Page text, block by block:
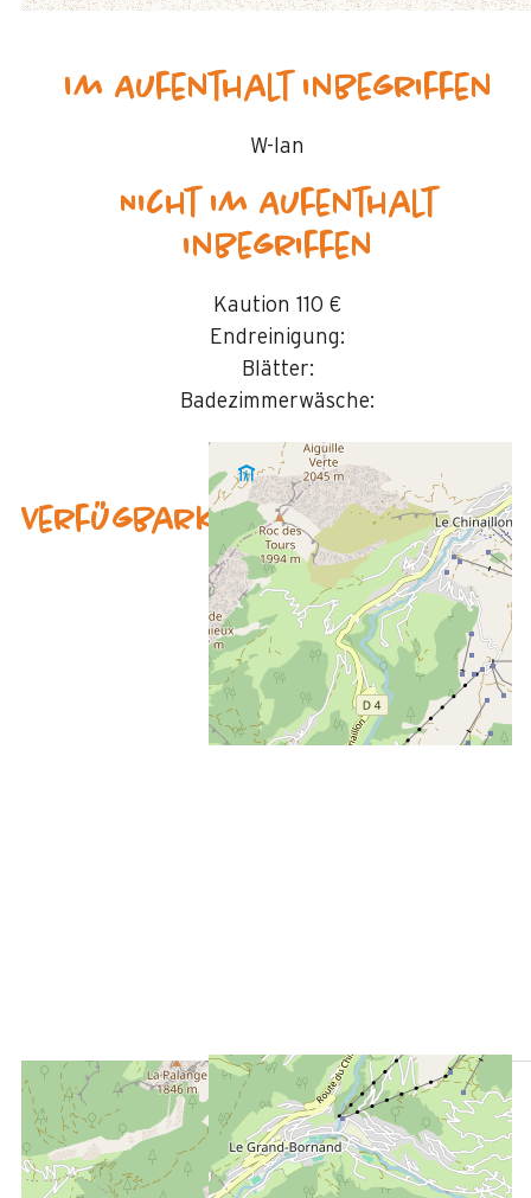
Im Aufenthalt inbegriffen
W-lan
Nicht im Aufenthalt
inbegriffen
Kaution 110 €
Endreinigung:
Blätter:
Badezimmerwäsche:
Verfügbarkeit & Preise
ENTFERNT :
400 m
Die Touristen-Information in Le Grand-Bornand Village
1050 m
vom Freizeitpark aus